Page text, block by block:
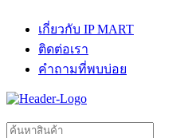
เกี่ยวกับ IP MART
ติดต่อเรา
คำถามที่พบบ่อย